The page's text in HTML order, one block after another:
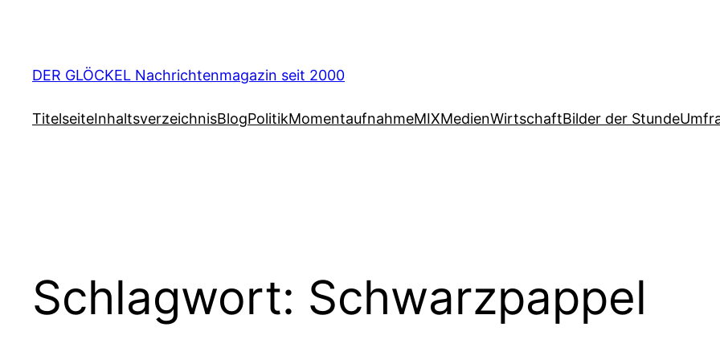
DER GLÖCKEL Nachrichtenmagazin seit 2000
TitelseiteInhaltsverzeichnisBlogPolitikMomentaufnahmeMIXMedienWirtschaftBilder der Stunde
Schlagwort: Schwarzpappel